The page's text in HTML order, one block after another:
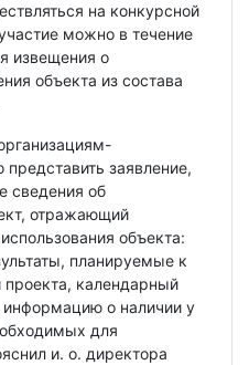
на конкурсной
можно в течение
извещения о
объекта из состава
заявление,
сведения об
отражающий
объекта:
планируемые к
календарный
информацию о наличии у
для
и. о. директора